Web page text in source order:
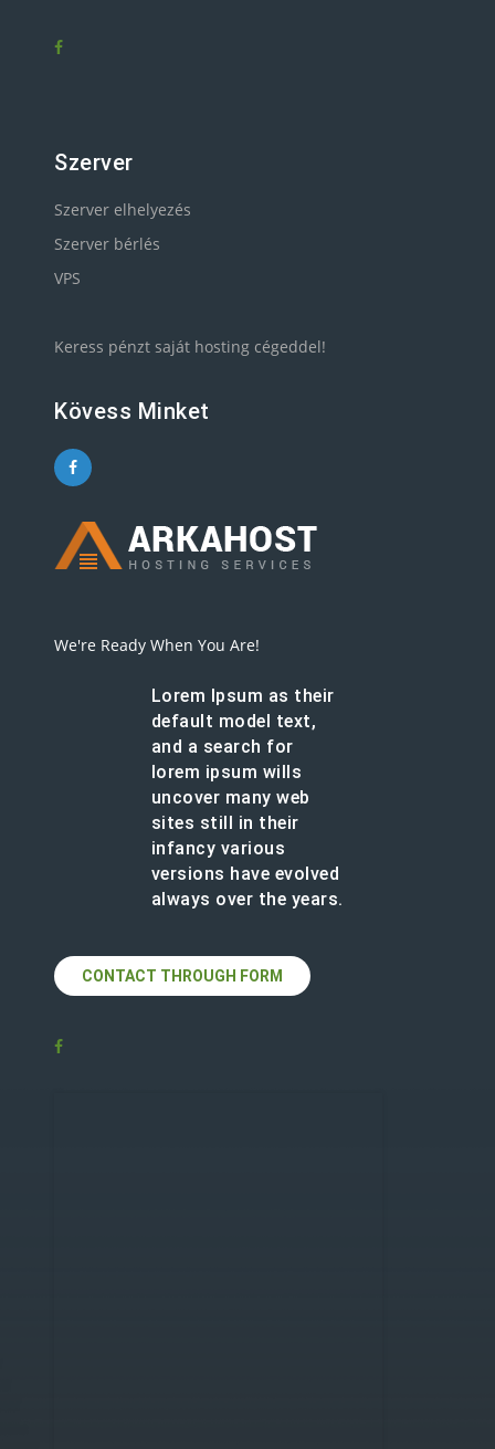
Szerver
Szerver elhelyezés
Szerver bérlés
VPS
Keress pénzt saját hosting cégeddel!
Kövess Minket
We're Ready When You Are!
Lorem Ipsum as their
default model text,
and a search for
lorem ipsum wills
uncover many web
sites still in their
infancy various
versions have evolved
always over the years.
CONTACT THROUGH FORM